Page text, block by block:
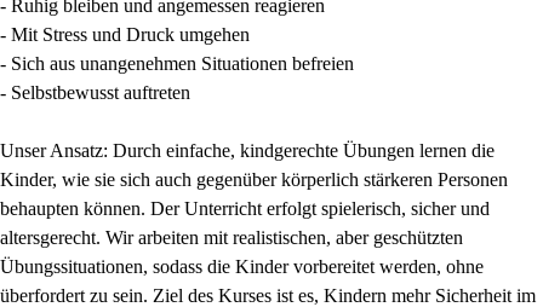
- Ruhig bleiben und angemessen reagieren
- Mit Stress und Druck umgehen
- Sich aus unangenehmen Situationen befreien
- Selbstbewusst auftreten
Unser Ansatz: Durch einfache, kindgerechte Übungen lernen die
Kinder, wie sie sich auch gegenüber körperlich stärkeren Personen
behaupten können. Der Unterricht erfolgt spielerisch, sicher und
altersgerecht. Wir arbeiten mit realistischen, aber geschützten
Übungssituationen, sodass die Kinder vorbereitet werden, ohne
überfordert zu sein. Ziel des Kurses ist es, Kindern mehr Sicherheit im